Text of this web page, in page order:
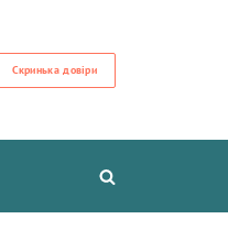
Скринька довіри